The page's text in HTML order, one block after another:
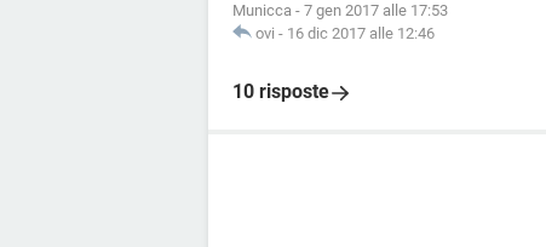
Municca - 7 gen 2017 alle 17:53
ovi - 16 dic 2017 alle 12:46
10 risposte